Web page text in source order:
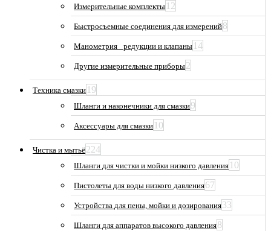
Измерительные комплекты 12
Быстросъемные соединения для измерений8
Манометрия_ редукции и клапаны 14
Другие измерительные приборы2
Техника смазки 19
Шланги и наконечники для смазки9
Аксессуары для смазки 10
Чистка и мытьё224
Шланги для чистки и мойки низкого давления 10
Пистолеты для воды низкого давления67
Устройства для пены, мойки и дозирования33
Шланги для аппаратов высокого давления8